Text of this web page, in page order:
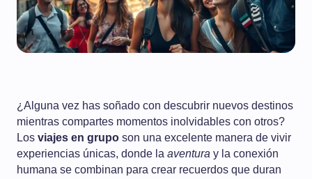
¿Alguna vez has soñado con descubrir nuevos destinos
mientras compartes momentos inolvidables con otros?
Los viajes en grupo son una excelente manera de vivir
experiencias únicas, donde la aventura y la conexión
humana se combinan para crear recuerdos que duran